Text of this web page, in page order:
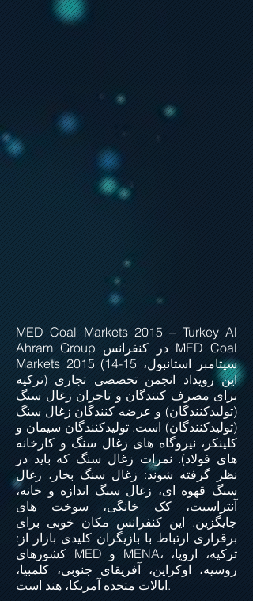
MED Coal Markets 2015 – Turkey Al
Ahram Group در کنفرانس MED Coal
Markets 2015 (14-15
ترکیه) این رویداد انجمن تخصصی تجاری
برای مصرف کنندگان و تاجران زغال سنگ
(تولیدکنندگان) و عرضه کنندگان زغال سنگ
(تولیدکنندگان) است. تولیدکنندگان سیمان و
کلینکر، نیروگاه های زغال سنگ و کارخانه
های فولاد). نمرات زغال سنگ که باید در
نظر گرفته شوند: زغال سنگ بخار، زغال
سنگ قهوه ای، زغال سنگ اندازه و خانه،
آنتراسیت، کک خانگی، سوخت های
جایگزین. این کنفرانس مکان خوبی برای
برقراری ارتباط با بازیگران کلیدی بازار از:
کشورهای MED و MENA، ترکیه، اروپا،
روسیه، اوکراین، آفریقای جنوبی، کلمبیا،
ایالات متحده آمریکا، هند است.